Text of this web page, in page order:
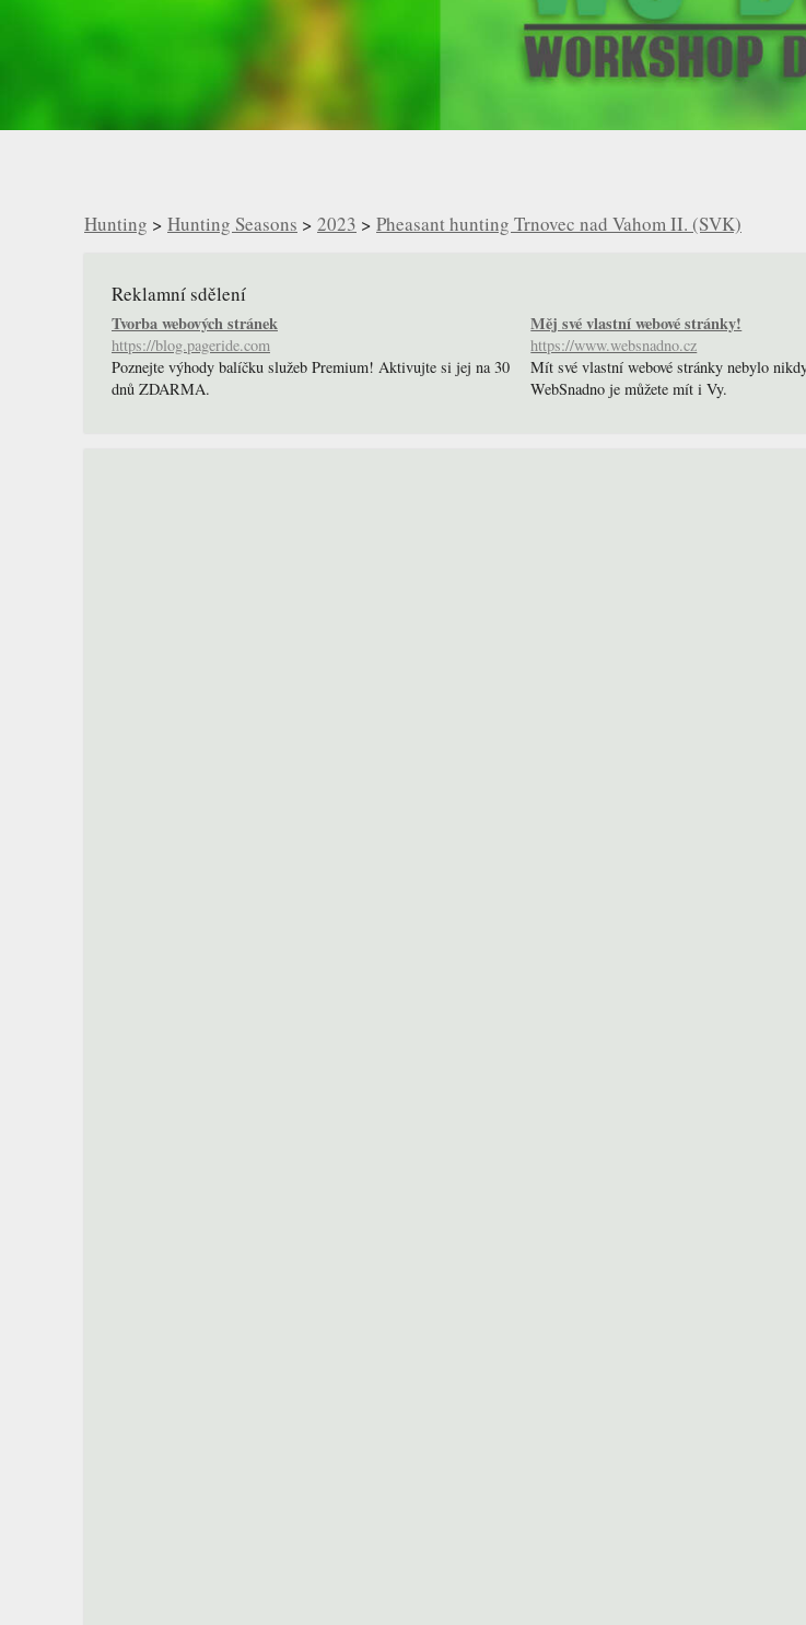
Hunting > Hunting Seasons > 2023 > Pheasant hunting Trnovec nad Vahom II. (SVK)
Reklamní sdělení
Tvorba webových stránek
https://blog.pageride.com
Poznejte výhody balíčku služeb Premium! Aktivujte si jej na 30
dnů ZDARMA.
Měj své vlastní webové stránky!
https://www.websnadno.cz
Mít své vlastní webové stránky nebylo
WebSnadno je můžete mít i Vy.